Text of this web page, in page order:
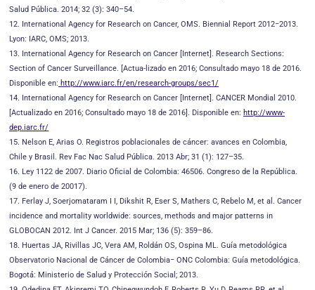
Salud Pública. 2014; 32 (3): 340–54.
12. International Agency for Research on Cancer, OMS. Biennial Report 2012−2013.
Lyon: IARC, OMS; 2013.
13. International Agency for Research on Cancer [Internet]. Research Sections:
Section of Cancer Surveillance. [Actua-lizado en 2016; Consultado mayo 18 de 2016.
Disponible en: http://www.iarc.fr/en/research-groups/sec1/
14. International Agency for Research on Cancer [Internet]. CANCER Mondial 2010.
[Actualizado en 2016; Consultado mayo 18 de 2016]. Disponible en: http://www-
dep.iarc.fr/
15. Nelson E, Arias O. Registros poblacionales de cáncer: avances en Colombia,
Chile y Brasil. Rev Fac Nac Salud Pública. 2013 Abr; 31 (1): 127–35.
16. Ley 1122 de 2007. Diario Oficial de Colombia: 46506. Congreso de la República.
(9 de enero de 20017).
17. Ferlay J, Soerjomataram I I, Dikshit R, Eser S, Mathers C, Rebelo M, et al. Cancer
incidence and mortality worldwide: sources, methods and major patterns in
GLOBOCAN 2012. Int J Cancer. 2015 Mar; 136 (5): 359–86.
18. Huertas JA, Rivillas JC, Vera AM, Roldán OS, Ospina ML. Guía metodológica
Observatorio Nacional de Cáncer de Colombia− ONC Colombia: Guía metodológica.
Bogotá: Ministerio de Salud y Protección Social; 2013.